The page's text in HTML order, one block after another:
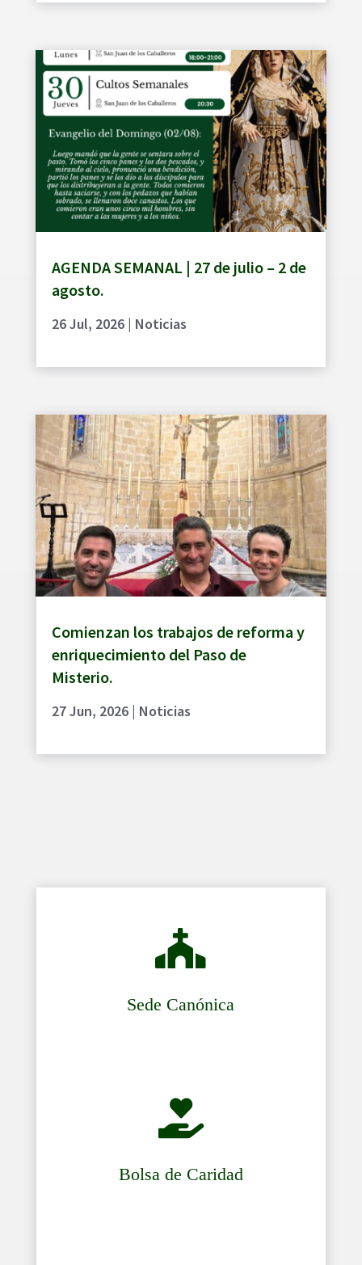
AGENDA SEMANAL | 27 de julio – 2 de
agosto.
26 Jul, 2026| Noticias
Comienzan los trabajos de reforma y
enriquecimiento del Paso de
Misterio.
27 Jun, 2026| Noticias

Sede Canónica

Bolsa de Caridad